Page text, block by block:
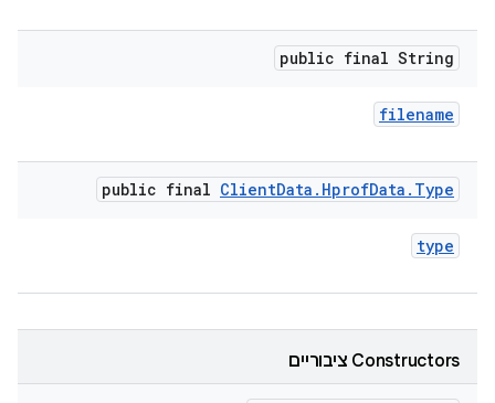
public final String
filename
public final ClientData . HprofData . Type
type
Constructors ציבוריים